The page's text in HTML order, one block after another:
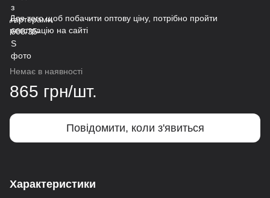
Для того щоб побачити оптову ціну, потрібно пройти
реєстрацію на сайті
Немає в наявності
865 грн/шт.
Повідомити, коли з'явиться
Характеристики